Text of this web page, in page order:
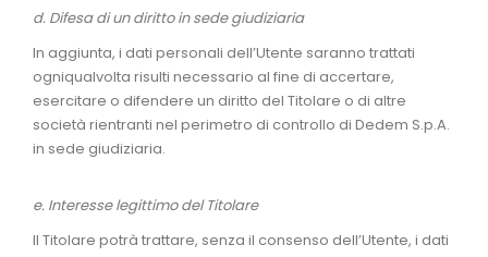
d. Difesa di un diritto in sede giudiziaria
In aggiunta, i dati personali dell’Utente saranno trattati
ogniqualvolta risulti necessario al fine di accertare,
esercitare o difendere un diritto del Titolare o di altre
società rientranti nel perimetro di controllo di Dedem S.p.A.
in sede giudiziaria.
e. Interesse legittimo del Titolare
Il Titolare potrà trattare, senza il consenso dell’Utente, i dati